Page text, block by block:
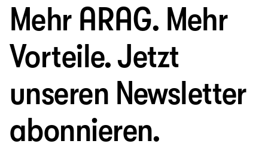
Mehr ARAG. Mehr
Vorteile. Jetzt
unseren Newsletter
abonnieren.